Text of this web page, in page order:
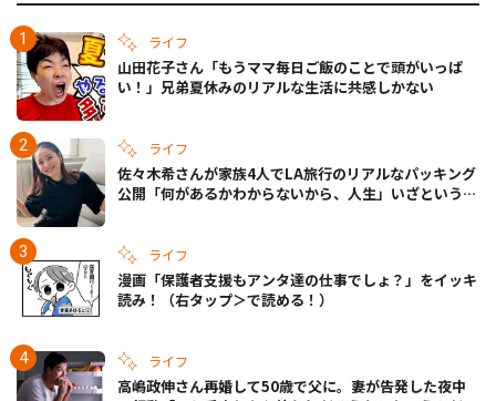
ライフ
山田花子さん「もうママ毎日ご飯のことで頭がいっぱ
い！」兄弟夏休みのリアルな生活に共感しかない
ライフ
佐々木希さんが家族4人でLA旅行のリアルなパッキング
公開「何があるかわからないから、人生」いざというと
ライフ
漫画「保護者支援もアンタ達の仕事でしょ？」をイッキ
読み！（右タップ＞で読める！）
ライフ
高嶋政伸さん再婚して50歳で父に。妻が告発した夜中